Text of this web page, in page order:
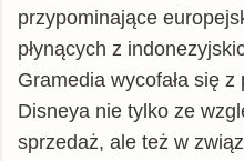
przypominające
płynących z
Gramedia wycofała się
Disneya nie tylko ze
sprzedaż, ale też w